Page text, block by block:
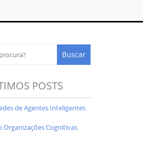
POSTS
de Agentes Inteligentes
Organizações Cognitivas